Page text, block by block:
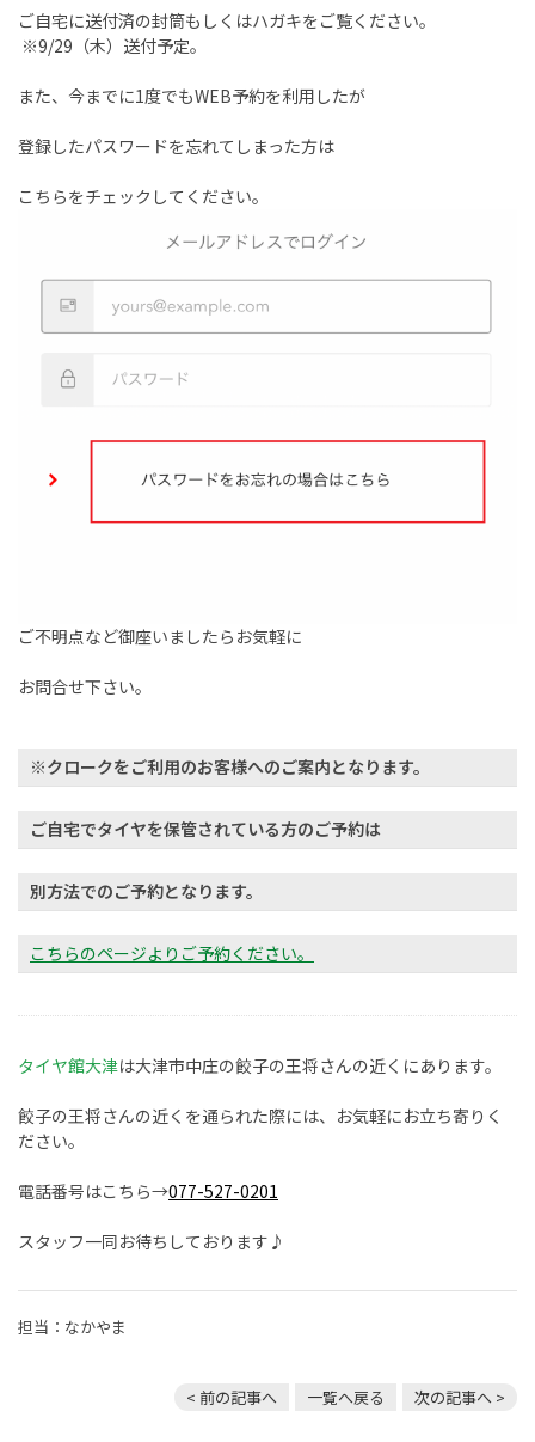
ご自宅に送付済の封筒もしくはハガキをご覧ください。
※9/29（木）送付予定。
また、今までに1度でもWEB予約を利用したが
登録したパスワードを忘れてしまった方は
こちらをチェックしてください。
ご不明点など御座いましたらお気軽に
お問合せ下さい。
※クロークをご利用のお客様へのご案内となります。
ご自宅でタイヤを保管されている方のご予約は
別方法でのご予約となります。
こちらのページよりご予約ください。
タイヤ館大津は大津市中庄の餃子の王将さんの近くにあります。
餃子の王将さんの近くを通られた際には、お気軽にお立ち寄りく
ださい。
電話番号はこちら→077-527-0201
スタッフ一同お待ちしております♪
担当：なかやま
< 前の記事へ 一覧へ戻る 次の記事へ >